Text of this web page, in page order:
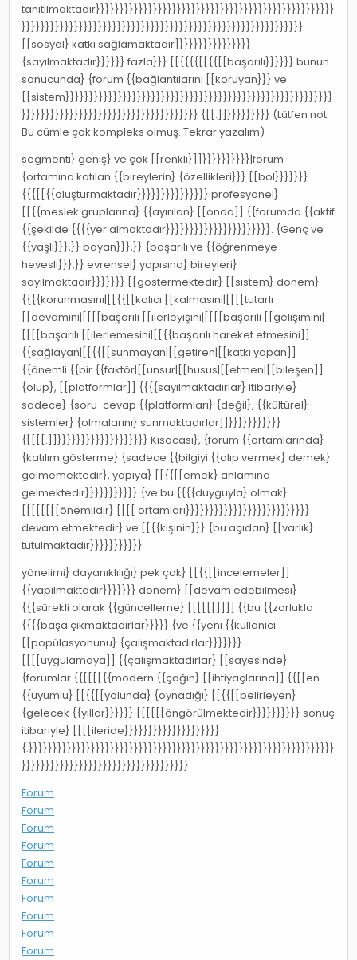
tanıtılmaktadır}}}}}}}}}}}}}}}}}}}}}}}}}}}}}}}}}}}}}}}}}}}}}}}}}}
}}}}}}}}}}}}}}}}}}}}}}}}}}}}}}}}}}}}}}}}}}}}}}}}}}}}}}}}}}}
[[sosyal} katkı sağlamaktadır]}}}}}}}}}}}}}}}
{sayılmaktadır}}}}}} fazla}}} [[{{{{[[{{[[başarılı}}}}}} bunun
sonucunda} {forum {{bağlantılarını [[koruyan}}} ve
[[sistem}}}}}}}}}}}}}}}}}}}}}}}}}}}}}}}}}}}}}}}}}}}}}}}}}}}}}}}}
}}}}}}}}}}}}}}}}}}}}}}}}}}}}}}}}}}}}} {[[.]]}}}}}}}}} (Lütfen not:
Bu cümle çok kompleks olmuş. Tekrar yazalım)
segmenti} geniş} ve çok [[renkli}]]}}}}}}}}}}|forum
{ortamına katılan {{bireylerin} {özellikleri}}} [[bol}}}}}}}
{{{[[{{oluşturmaktadır}}}}}}}}}}}}}}} profesyonel}
[[{{meslek gruplarına} {{ayırılan} [[onda]] {{forumda {{aktif
{{şekilde {{{{yer almaktadır}}}}}}}}}}}}}}}}}}}}}}. {Genç ve
{{yaşlı}}},}} bayan}}},}} {başarılı ve {{öğrenmeye
hevesli}}},}} evrensel} yapısına} bireyleri}
sayılmaktadır}}}}}}} [[göstermektedir} [[sistem} dönem}
{{{{korunmasını|[[{{[[kalıcı [[kalmasını|[[[[tutarlı
[[devamını|[[[[başarılı [[ilerleyişini|[[[[başarılı [[gelişimini|
[[[[başarılı [[ilerlemesini|[[{{başarılı hareket etmesini]]
{{sağlayan|[[{{[[sunmayan|[[getiren|[[katkı yapan]]
{{önemli {{bir {{faktör|[[unsur|[[husus|[[etmen|[[bileşen]]
{olup}, [[platformlar]] {{{{sayılmaktadırlar} itibariyle}
sadece} {soru-cevap {{platformları} {değil}, {{kültürel}
sistemler} {olmalarını} sunmaktadırlar]]}}}}}}}}}}}
{[[[[.]]}}}}}}}}}}}}}}}}}}} Kısacası}, {forum {{ortamlarında}
{katılım gösterme} {sadece {{bilgiyi {{alıp vermek} demek}
gelmemektedir}, yapıya} [[{{[[emek} anlamına
gelmektedir}}}}}}}}}}} {ve bu {{{{duyguyla} olmak}
[[[[[[[[önemlidir} [[[[ ortamları}}}}}}}}}}}}}}}}}}}}}}}}}}
devam etmektedir} ve [[{{kişinin}}} {bu açıdan} [[varlık}
tutulmaktadır}}}}}}}}}}}
yönelimi} dayanıklılığı} pek çok} [[{{[[incelemeler]]
{{yapılmaktadır}}}}}}} dönem} [[devam edebilmesi}
{{{sürekli olarak {{güncelleme} [[[[[[]]]] {{bu {{zorlukla
{{{{başa çıkmaktadırlar}}}}} {ve {{yeni {{kullanıcı
[[popülasyonunu} {çalışmaktadırlar}}}}}}}
[[[[uygulamaya]] {{çalışmaktadırlar} [[sayesinde}
{forumlar {{[[[[{{modern {{çağın} [[ihtiyaçlarına]] {{[[en
{{uyumlu} [[{{[[yolunda} {oynadığı} [[{{[[belirleyen}
{gelecek {{yıllar}}}}}} [[[[[[öngörülmektedir}}}}}}}}}} sonuç
itibariyle} [[[[ileride}}}}}}}}}}}}}}}}}}}}
{.}}}}}}}}}}}}}}}}}}}}}}}}}}}}}}}}}}}}}}}}}}}}}}}}}}}}}}}}}}}}}}}}
}}}}}}}}}}}}}}}}}}}}}}}}}}}}}}}}}}}
Forum
Forum
Forum
Forum
Forum
Forum
Forum
Forum
Forum
Forum